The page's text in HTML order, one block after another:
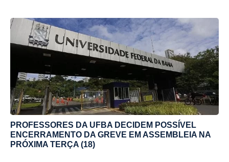
PROFESSORES DA UFBA DECIDEM POSSÍVEL
ENCERRAMENTO DA GREVE EM ASSEMBLEIA NA
PRÓXIMA TERÇA (18)